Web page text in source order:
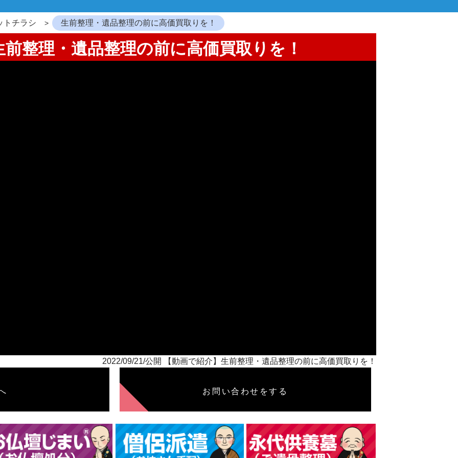
トチラシ 生前整理・遺品整理の前に高価買取りを！
整理・遺品整理の前に高価買取りを！
2022/09/21/公開 【動画で紹介】生前整理・遺品整理の前に高価買取りを！
お問い合わせをする